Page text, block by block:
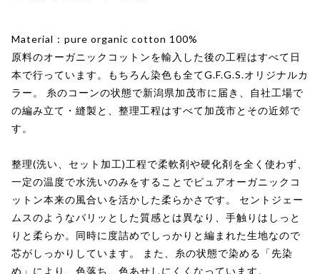
Material：pure organic cotton 100%
原料のオーガニックコットンを輸入した後の工程はすべて日
本で行っています。もちろん染色も全てG.F.G.S.オリジナルカ
ラー。 糸のコーンの状態で新潟県加茂市に届き、自社工場で
の編み立て・縫製と、整理工程はすべて加茂市とその近郊で
す。
整理(洗い、セット加工)工程で柔軟剤や硬化剤を全く使わず、
一定の温度で水洗いのみをすることでピュアオーガニックコ
ットン本来の風合いを活かした柔らかさです。 セントジェー
ムスのようなパリッとした質感とは異なり、手触りはしっと
りと柔らか。同時に度詰めでしっかりと編まれた生地なので
芯がしっかりしています。 また、糸の状態で染める「先染
め」により、色落ち、色あせしにくくなっています。